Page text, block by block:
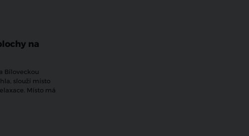
na
Bíloveckou
slouží místo
Místo má